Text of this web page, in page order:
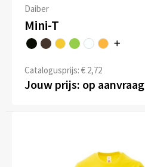
Daiber
Mini-T
Catalogusprijs: € 2,72
Jouw prijs: op aanvraag